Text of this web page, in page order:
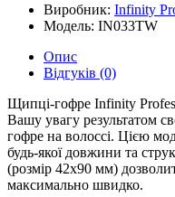
Виробник: Infinity
Модель: IN033TW
Опис
Відгуків (0)
Щипці-гофре Infinity
Вашу увагу результатом
гофре на волоссі. Цією
будь-якої довжини та
(розмір 42х90 мм)
максимально швидко.